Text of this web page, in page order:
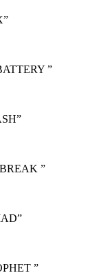
”
”
”
”
”
”